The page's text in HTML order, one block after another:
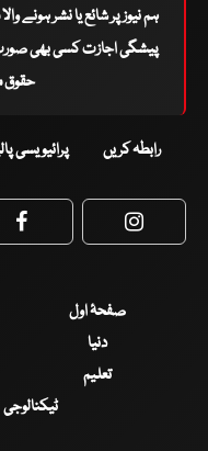
ہم نیوز پر شائع یا نشر ہونے
پیشگی اجازت کسی بھی صورت
حقوق
رابطہ کریں پرائیویسی
Facebook
صفحۂ اول
دنیا
تعلیم
ٹیکنالوجی